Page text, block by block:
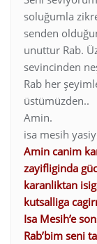
soluğumla
senden
unuttur Rab.
sevincinden
Rab her
üstümüzden..
Amin.
isa mesih
Amin canim
zayifliginda
karanliktan
kutsalliga
Isa Mesih’e
Rab’bim seni